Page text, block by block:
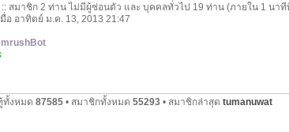
สมาชิก 2 ท่าน ไม่มีผู้ซ่อนตัว และ บุคคลทั่วไป 19 ท่าน (ภายใน 1 นา
อ อาทิตย์ ม.ค. 13, 2013 21:47
ทั้งหมด 87585• สมาชิกทั้งหมด 55293• สมาชิกล่าสุด tumanuwat